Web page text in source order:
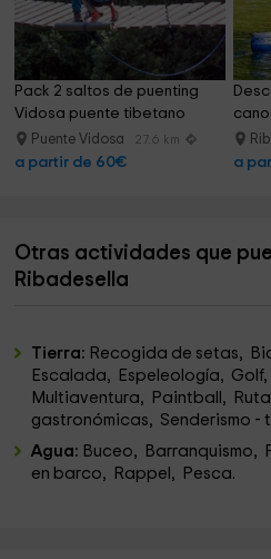
Pack 2 saltos de puenting
Vidosa puente tibetano
Puente Vidosa 27.6 km
a partir de 60€ a
Otras actividades que
Ribadesella
Tierra: Recogida de setas,
Escalada, Espeleología,
Multiaventura, Paintball,
gastronómicas, Senderismo -
Agua: Buceo, Barranquismo,
en barco, Rappel, Pesca.